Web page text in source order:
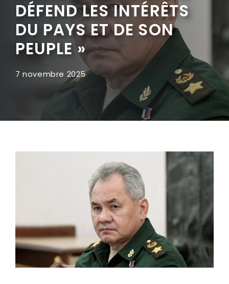
DÉFEND LES INTÉRÊTS
DU PAYS ET DE SON
PEUPLE »
7 novembre 2025